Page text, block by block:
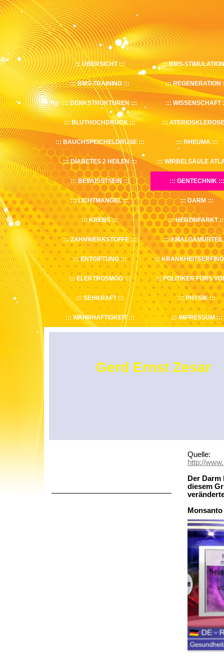
ÜBERSICHT BMS-STIMULATION
BMS-TRAINING REGENERATION
DENKSTRUKTUREN WISSENSCHAFT
BLUTHOCHDRUCK ATERIOSKLEROSE
BAUCHSPEICHELDRÜSE RHEUMA
DIABETES 2 HEILEN WIRBELSÄULE
BEWUSSTSEIN GENTECHNIK
LICHTMANGEL DARM
KREBS HERZINFARKT
ZAHNWERKSTOFFE AMALGAMURTEIL
ENTGIFTUNG
ELEKTROSMOG POLITIKER FÜRS
SEHKRAFT PHYSIK
WAHRHAFTIGKEIT IMPRESSUM
Gerd Ernst Zesar
Quelle:
http://
Der
diesem